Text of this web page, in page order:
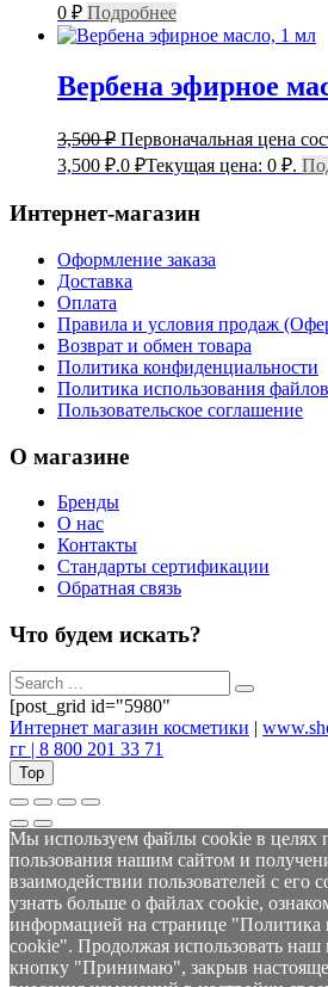
0 ₽ Подробнее
Вербена эфирное
3,500₽ Первоначальная цена
3,500 ₽.0 ₽Текущая цена: 0 ₽.
Интернет-магазин
Оформление заказа
Доставка
Оплата
Правила и условия продаж
Возврат и обмен товара
Политика конфиденциальности
Политика использования
Пользовательское соглашение
О магазине
Бренды
О нас
Контакты
Стандарты сертификации
Обратная связь
Что будем искать?
[post_grid id="5980"
Интернет магазин косметики |
гг | 8 800 201 33 71
Top
Мы используем файлы cookie в целях
пользования нашим сайтом и
взаимодействии пользователей с
узнать больше о файлах cookie,
информацией на странице "Политика
cookie". Продолжая использовать наш
кнопку "Принимаю", закрыв